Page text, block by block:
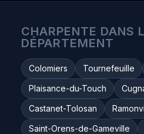
CHARPENTE DANS
DÉPARTEMENT
Colomiers Tournefeuille
Plaisance-du-Touch
Castanet-Tolosan
Saint-Orens-de-Gameville